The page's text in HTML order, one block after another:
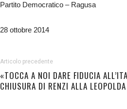
Partito Democratico – Ragusa
28 ottobre 2014
Articolo precedente
«TOCCA A NOI DARE FIDUCIA
CHIUSURA DI RENZI ALLA